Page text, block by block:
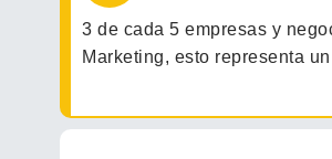
3 de cada 5 empresas y
Marketing, esto representa